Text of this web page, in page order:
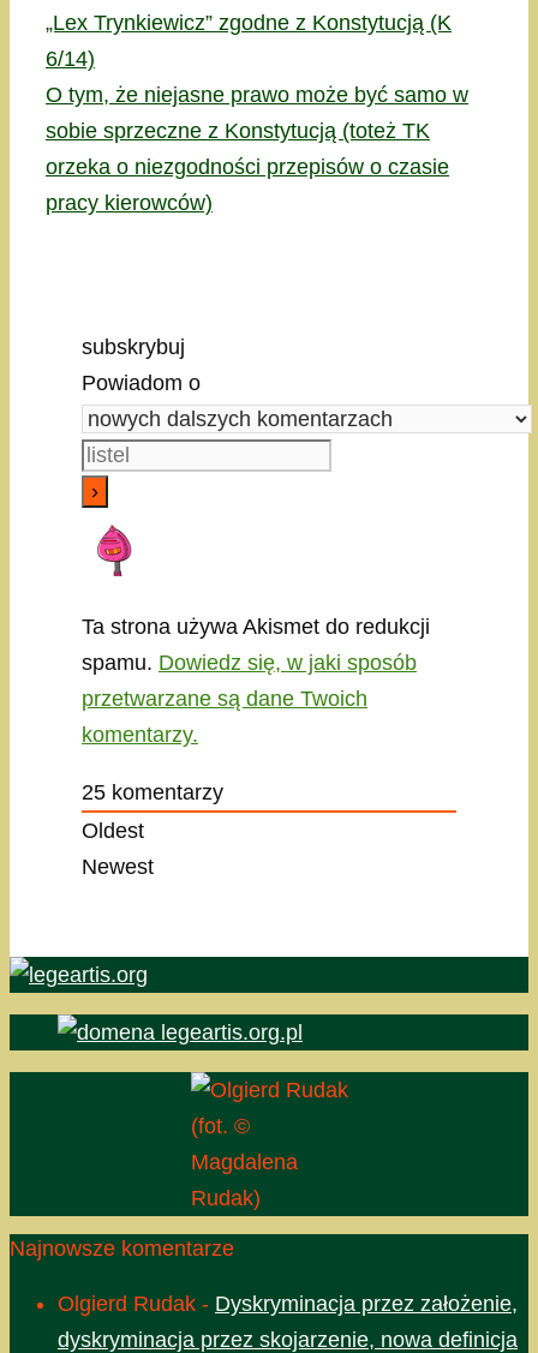
„Lex Trynkiewicz” zgodne z Konstytucją (K
6/14)
O tym, że niejasne prawo może być samo w
sobie sprzeczne z Konstytucją (toteż TK
orzeka o niezgodności przepisów o czasie
pracy kierowców)
subskrybuj
Powiadom o
Ta strona używa Akismet do redukcji
spamu. Dowiedz się, w jaki sposób
przetwarzane są dane Twoich
komentarzy.
25 komentarzy
Oldest
Newest
(fot. ©
Magdalena
Rudak)
Najnowsze komentarze
Olgierd Rudak - Dyskryminacja przez założenie,
dyskryminacja przez skojarzenie, nowa definicja